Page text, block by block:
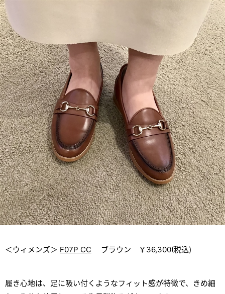
＜ウィメンズ＞ F07P CC ブラウン ￥36,300(税込)
履き心地は、足に吸い付くようなフィット感が特徴で、きめ細